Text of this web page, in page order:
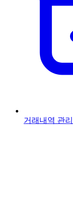
거래내역 관리